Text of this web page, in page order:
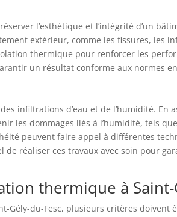
l’esthétique et l’intégrité d’un
extérieur, comme les fissures, les
thermique pour renforcer les
un résultat conforme aux normes
infiltrations d’eau et de l’humidité. En
les dommages liés à l’humidité, tels
peuvent faire appel à différentes
réaliser ces travaux avec soin pour
thermique à Saint-
Gély-du-Fesc, plusieurs critères